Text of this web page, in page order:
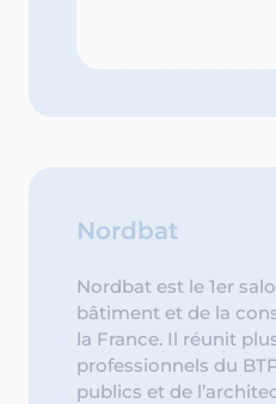
Nordbat
Nordbat est le 1er
bâtiment et de la
la France. Il réunit
professionnels du
publics et de